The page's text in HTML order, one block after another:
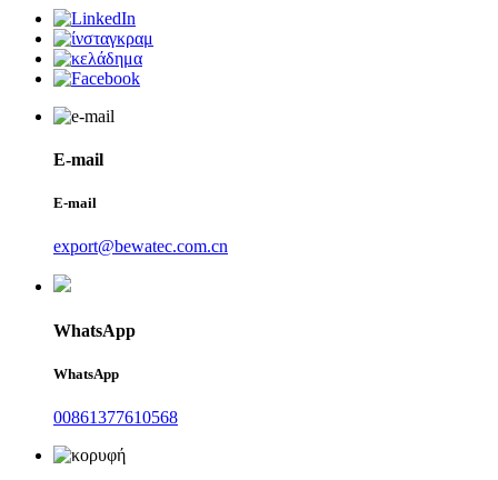
E-mail
E-mail
export@bewatec.com.cn
WhatsApp
WhatsApp
00861377610568